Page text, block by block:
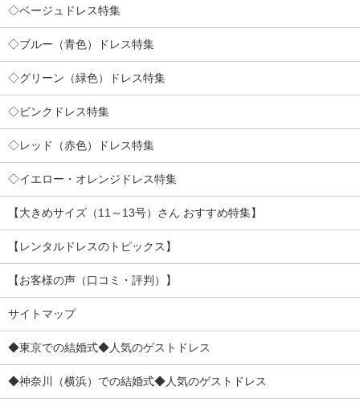
◇ベージュドレス特集
◇ブルー（青色）ドレス特集
◇グリーン（緑色）ドレス特集
◇ピンクドレス特集
◇レッド（赤色）ドレス特集
◇イエロー・オレンジドレス特集
【大きめサイズ（11～13号）さん おすすめ特集】
【レンタルドレスのトピックス】
【お客様の声（口コミ・評判）】
サイトマップ
◆東京での結婚式◆人気のゲストドレス
◆神奈川（横浜）での結婚式◆人気のゲストドレス